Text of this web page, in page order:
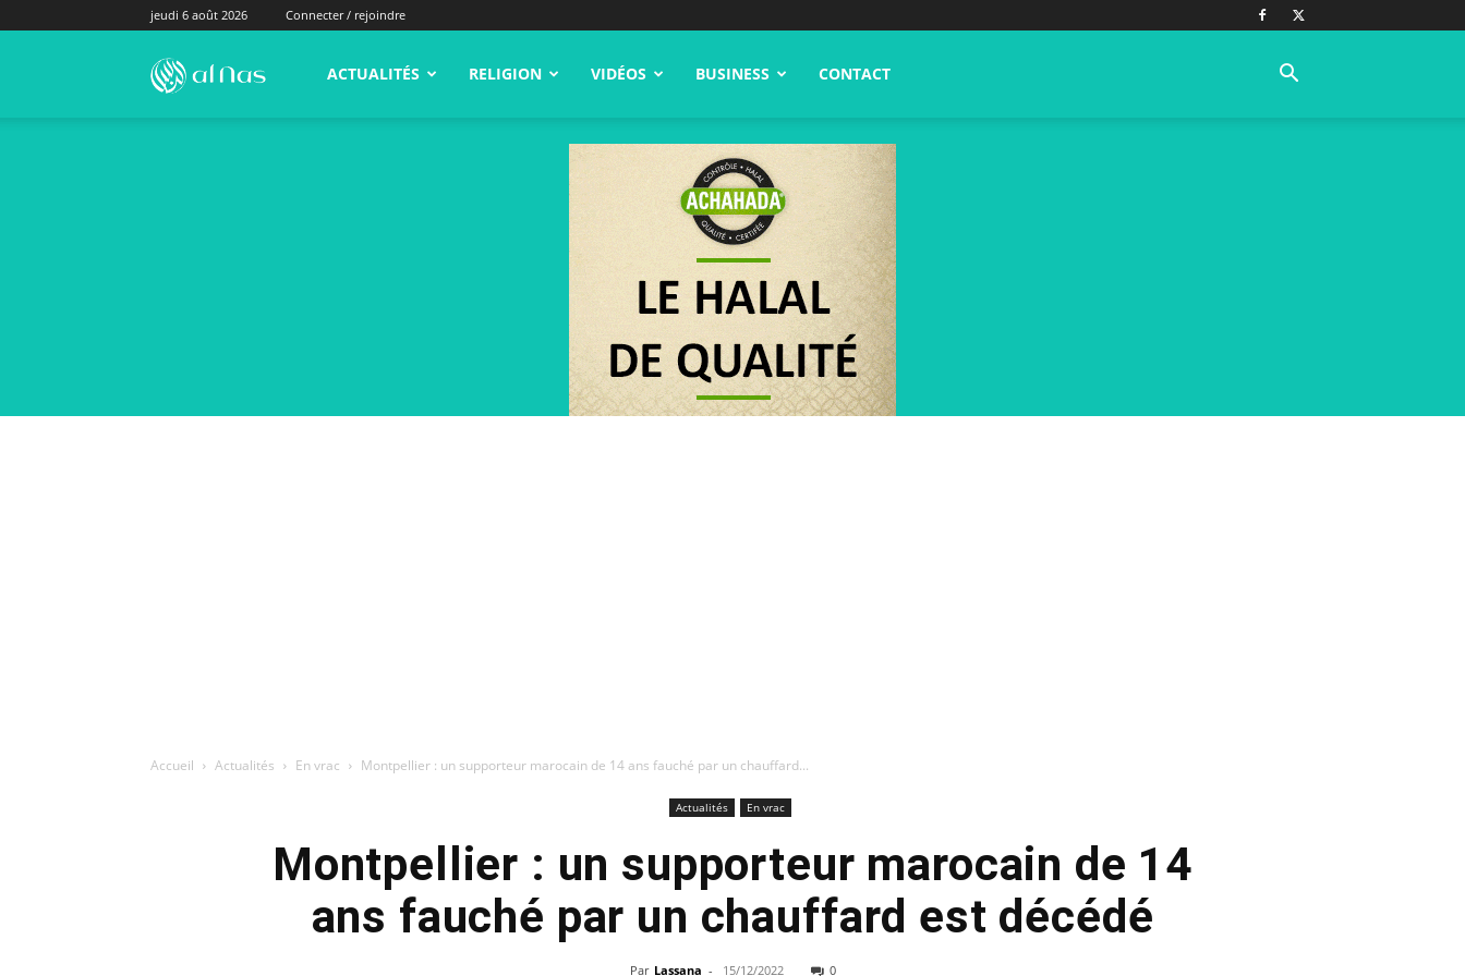
jeudi 6 août 2026 Connecter / rejoindre
alNas.fr ACTUALITÉS RELIGION VIDÉOS BUSINESS CONTACT
Accueil Actualités En vrac Montpellier : un supporteur marocain de 14 ans fauché par un chauffard...
Actualités En vrac
Montpellier : un supporteur marocain de 14
ans fauché par un chauffard est décédé
Par Lassana - 15/12/2022 0